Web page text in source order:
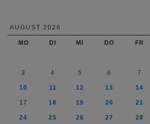
AUGUST 2026
MO DI MI DO FR
3 4 5 6 7
10 11 12 13 14
17 18 19 20 21
24 25 26 27 28